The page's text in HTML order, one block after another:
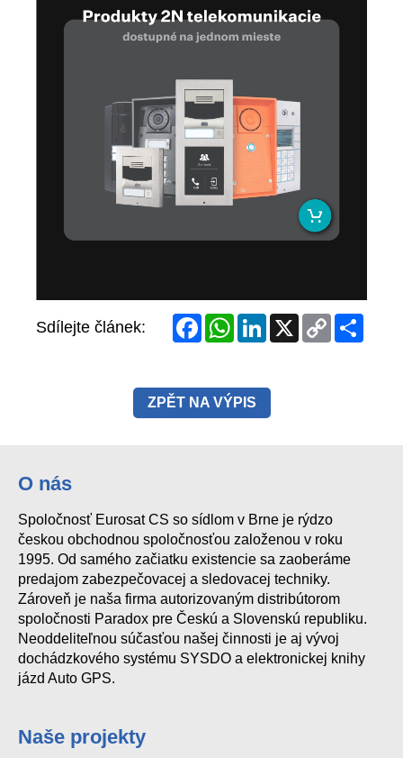
Sdílejte článek: FacebookWhatsAppLinkedInX
Copy
Link
ZPĚT NA VÝPIS
O nás
Spoločnosť Eurosat CS so sídlom v Brne je rýdzo
českou obchodnou spoločnosťou založenou v roku
1995. Od samého začiatku existencie sa zaoberáme
predajom zabezpečovacej a sledovacej techniky.
Zároveň je naša firma autorizovaným distribútorom
spoločnosti Paradox pre Českú a Slovenskú republiku.
Neoddeliteľnou súčasťou našej činnosti je aj vývoj
dochádzkového systému SYSDO a elektronickej knihy
jázd Auto GPS.
Naše projekty